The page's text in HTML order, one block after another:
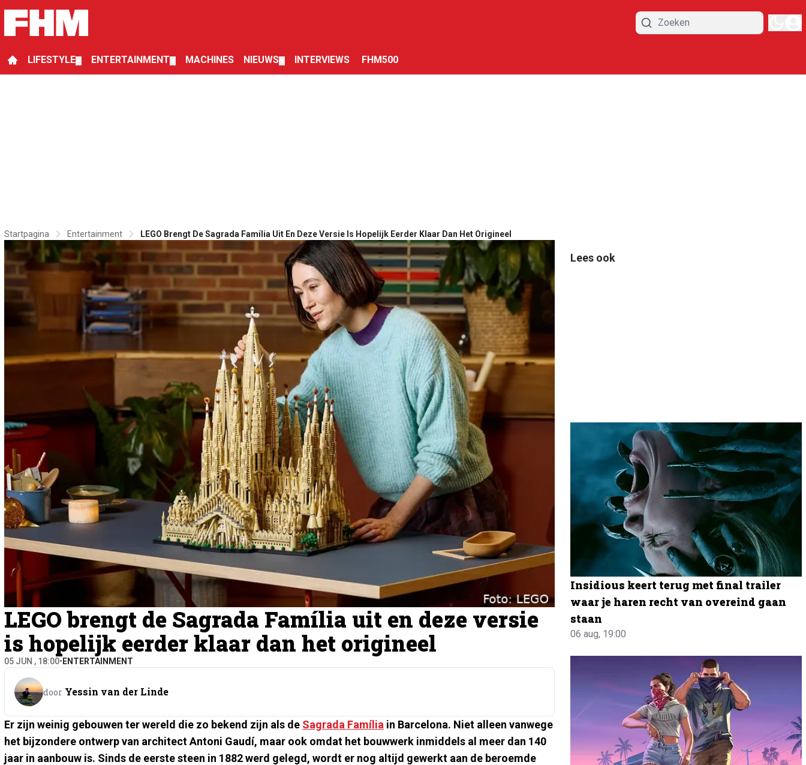
LIFESTYLE ENTERTAINMENT MACHINES NIEUWS INTERVIEWS FHM500
Startpagina Entertainment LEGO Brengt De Sagrada Família Uit En Deze Versie Is Hopelijk Eerder Klaar Dan Het Origineel
LEGO brengt de Sagrada Família uit en deze versie
is hopelijk eerder klaar dan het origineel
05 JUN , 18:00• ENTERTAINMENT
door Yessin van der Linde
Er zijn weinig gebouwen ter wereld die zo bekend zijn als de Sagrada Família in Barcelona. Niet alleen vanwege
het bijzondere ontwerp van architect Antoni Gaudí, maar ook omdat het bouwwerk inmiddels al meer dan 140
jaar in aanbouw is. Sinds de eerste steen in 1882 werd gelegd, wordt er nog altijd gewerkt aan de beroemde
Lees ook
Insidious keert terug met final trailer
waar je haren recht van overeind gaan
staan
06 aug, 19:00